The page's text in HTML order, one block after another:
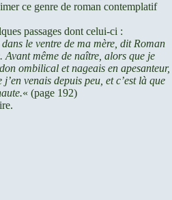
ce genre de roman contemplatif
passages dont celui-ci :
le ventre de ma mère, dit Roman
Avant même de naître, alors que je
ombilical et nageais en apesanteur,
venais depuis peu, et c’est là que
« (page 192)